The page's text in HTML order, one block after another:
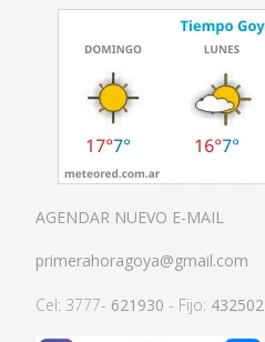
AGENDAR NUEVO E-MAIL
primerahoragoya@gmail.com
Cel: 3777- 621930 - Fijo: 432502